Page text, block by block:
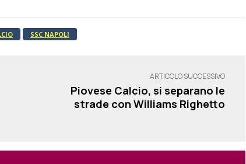
SSC NAPOLI
ARTICOLO SUCCESSIVO
Piovese Calcio, si separano le
strade con Williams Righetto